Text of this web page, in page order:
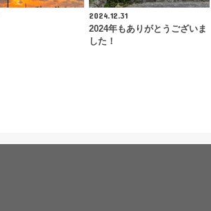
2024.12.31
2024年もありがとうございま
した！